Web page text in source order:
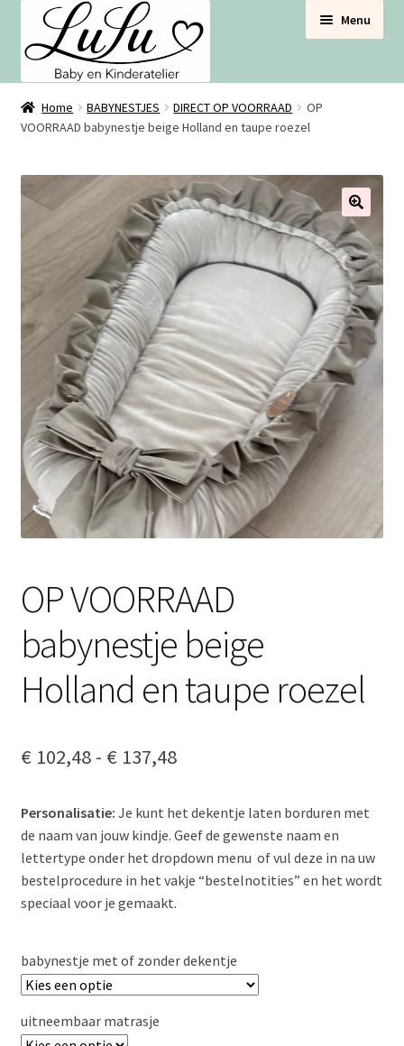
door
naar
navigatie
naar
de
inhoud
Menu
BABYNESTJES
VOOR DE BABYKAMER
SETS VOORDEEL
Home BABYNESTJES DIRECT OP VOORRAAD
OP
VOORRAAD babynestje beige Holland en taupe roezel
🔍
OP VOORRAAD
babynestje beige
Holland en taupe roezel
€ 102,48 - € 137,48Prijsklasse:
tot
€ 137,48
Personalisatie: Je kunt het dekentje laten borduren met
de naam van jouw kindje. Geef de gewenste naam en
lettertype onder het dropdown menu of vul deze in na uw
bestelprocedure in het vakje “bestelnotities” en het wordt
speciaal voor je gemaakt.
babynestje met of zonder dekentje
uitneembaar matrasje